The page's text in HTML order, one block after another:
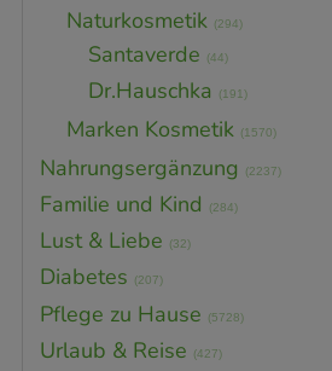
Naturkosmetik (294)
Santaverde (44)
Dr.Hauschka (191)
Marken Kosmetik (1570)
Nahrungsergänzung (2237)
Familie und Kind (284)
Lust & Liebe (32)
Diabetes (207)
Pflege zu Hause (5728)
Urlaub & Reise (427)